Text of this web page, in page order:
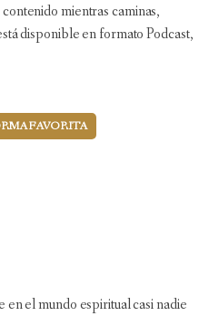
mientras caminas,
disponible en formato Podcast,
FAVORITA
el mundo espiritual casi nadie